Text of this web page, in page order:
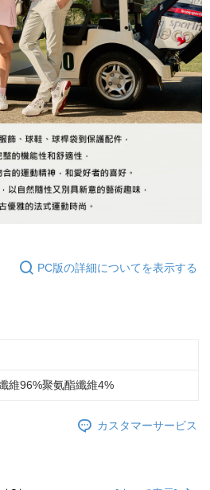
PC版の詳細についてを表示する
維96%聚氨酯纖維4%
カスタマーサービス